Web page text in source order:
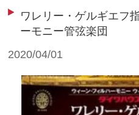
ワレリー・ゲルギエフ
ーモニー管弦楽団
2020/04/01